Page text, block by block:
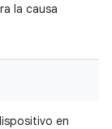
la causa
en